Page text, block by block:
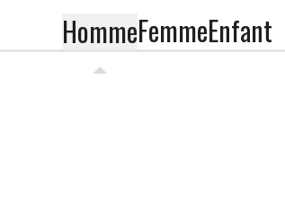
HommeFemmeEnfant